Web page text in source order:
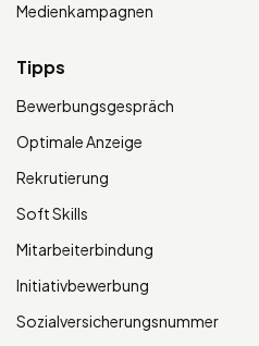
Medienkampagnen
Tipps
Bewerbungsgespräch
Optimale Anzeige
Rekrutierung
Soft Skills
Mitarbeiterbindung
Initiativbewerbung
Sozialversicherungsnummer